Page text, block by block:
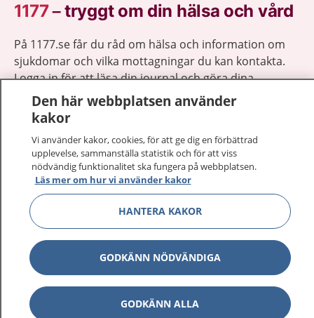
1177–tryggt om din hälsa och vård
På 1177.se får du råd om hälsa och information om
sjukdomar och vilka mottagningar du kan kontakta.
Logga in för att läsa din journal och göra dina
vårdärenden. Ring telefonnummer 1177 för
sjukvårdsrådgivning dygnet runt.
1177 på flera språk Visa
Om 1177 Visa
Kontakt Visa
Den här webbplatsen använder
kakor
Vi använder kakor, cookies, för att ge dig en förbättrad
upplevelse, sammanställa statistik och för att viss
nödvändig funktionalitet ska fungera på webbplatsen.
Läs mer om hur vi använder kakor
HANTERA KAKOR
GODKÄNN NÖDVÄNDIGA
GODKÄNN ALLA